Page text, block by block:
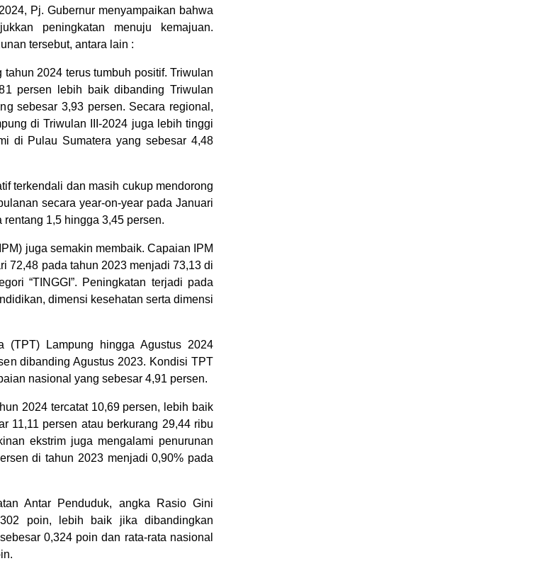
Pj. Gubernur menyampaikan bahwa
peningkatan menuju kemajuan.
tersebut, antara lain :
2024 terus tumbuh positif. Triwulan
persen lebih baik dibanding Triwulan
sebesar 3,93 persen. Secara regional,
di Triwulan III-2024 juga lebih tinggi
di Pulau Sumatera yang sebesar 4,48
terkendali dan masih cukup mendorong
secara year-on-year pada Januari
1,5 hingga 3,45 persen.
juga semakin membaik. Capaian IPM
72,48 pada tahun 2023 menjadi 73,13 di
“TINGGI”. Peningkatan terjadi pada
dimensi kesehatan serta dimensi
(TPT) Lampung hingga Agustus 2024
dibanding Agustus 2023. Kondisi TPT
nasional yang sebesar 4,91 persen.
2024 tercatat 10,69 persen, lebih baik
11,11 persen atau berkurang 29,44 ribu
ekstrim juga mengalami penurunan
di tahun 2023 menjadi 0,90% pada
Antar Penduduk, angka Rasio Gini
poin, lebih baik jika dibandingkan
0,324 poin dan rata-rata nasional